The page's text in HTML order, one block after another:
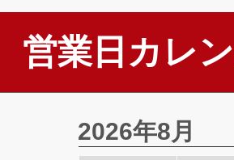
営業日カレ
2026年8月